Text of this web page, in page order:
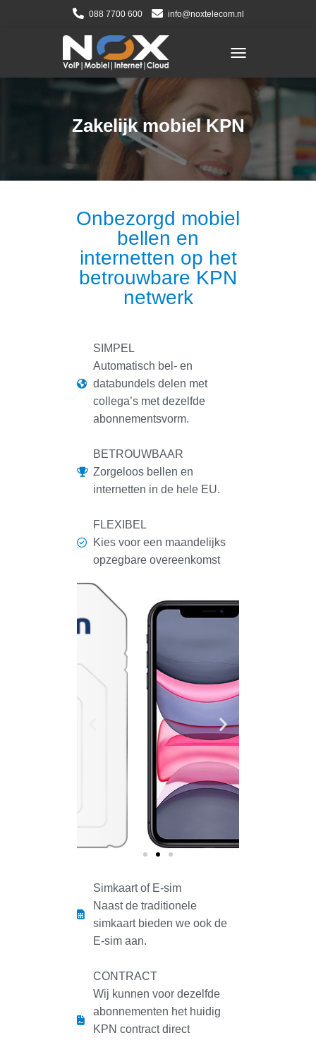
088 7700 600 info@noxtelecom.nl
Zakelijk mobiel KPN
Onbezorgd mobiel
bellen en
internetten op het
betrouwbare KPN
netwerk
SIMPEL
Automatisch bel- en
databundels delen met
collega’s met dezelfde
abonnementsvorm.
BETROUWBAAR
Zorgeloos bellen en
internetten in de hele EU.
FLEXIBEL
Kies voor een maandelijks
opzegbare overeenkomst
Simkaart of E-sim
Naast de traditionele
simkaart bieden we ook de
E-sim aan.
CONTRACT
Wij kunnen voor dezelfde
abonnementen het huidig
KPN contract direct